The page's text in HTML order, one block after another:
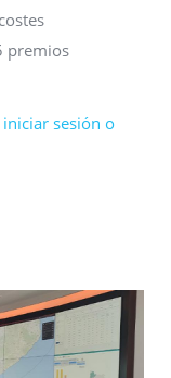
premios
sesión o